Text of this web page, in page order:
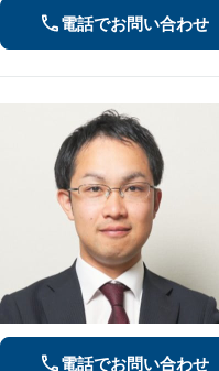
電話でお問い合わせ
電話でお問い合わせ